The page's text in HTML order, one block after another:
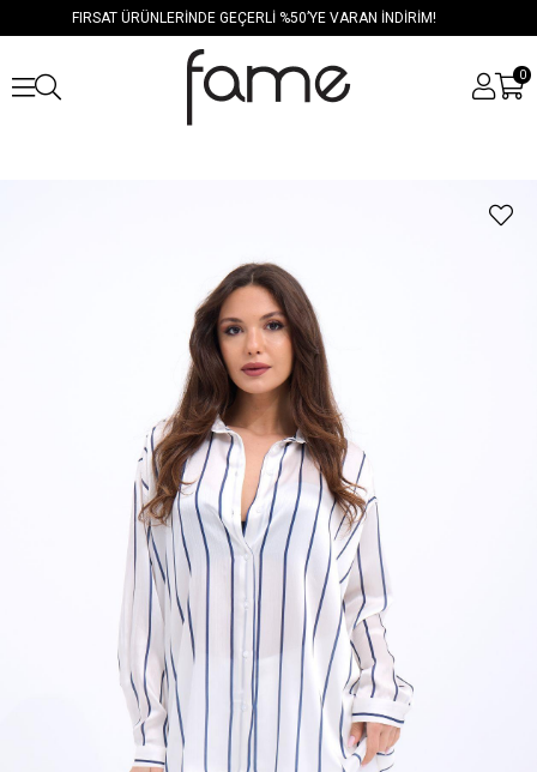
FIRSAT ÜRÜNLERİNDE GEÇERLİ %50’YE VARAN İNDİRİM!
0